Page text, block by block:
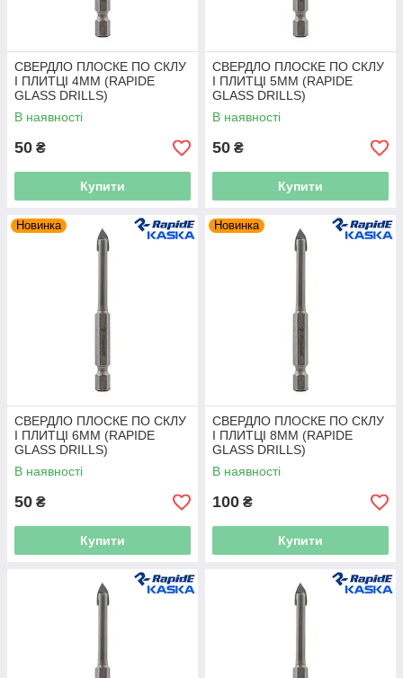
СВЕРДЛО ПЛОСКЕ ПО СКЛУ
І ПЛИТЦІ 4ММ (RAPIDE
GLASS DRILLS)
В наявності
50 ₴
Купити
СВЕРДЛО ПЛОСКЕ ПО СКЛУ
І ПЛИТЦІ 5ММ (RAPIDE
GLASS DRILLS)
В наявності
50 ₴
Купити
Новинка
СВЕРДЛО ПЛОСКЕ ПО СКЛУ
І ПЛИТЦІ 6ММ (RAPIDE
GLASS DRILLS)
В наявності
50 ₴
Купити
Новинка
СВЕРДЛО ПЛОСКЕ ПО СКЛУ
І ПЛИТЦІ 8ММ (RAPIDE
GLASS DRILLS)
В наявності
100 ₴
Купити